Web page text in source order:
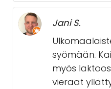
Jani S.
syömään.
myös
vieraat